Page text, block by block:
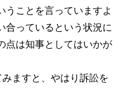
うことを言っていますよ
合っているという状況に
点は知事としてはいかが
ますと、やはり訴訟を